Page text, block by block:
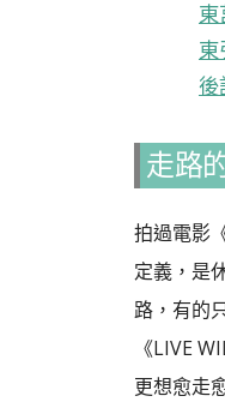
東
東
後
走路
拍過電影
定義，是
路，有的
《LIVE
更想愈走